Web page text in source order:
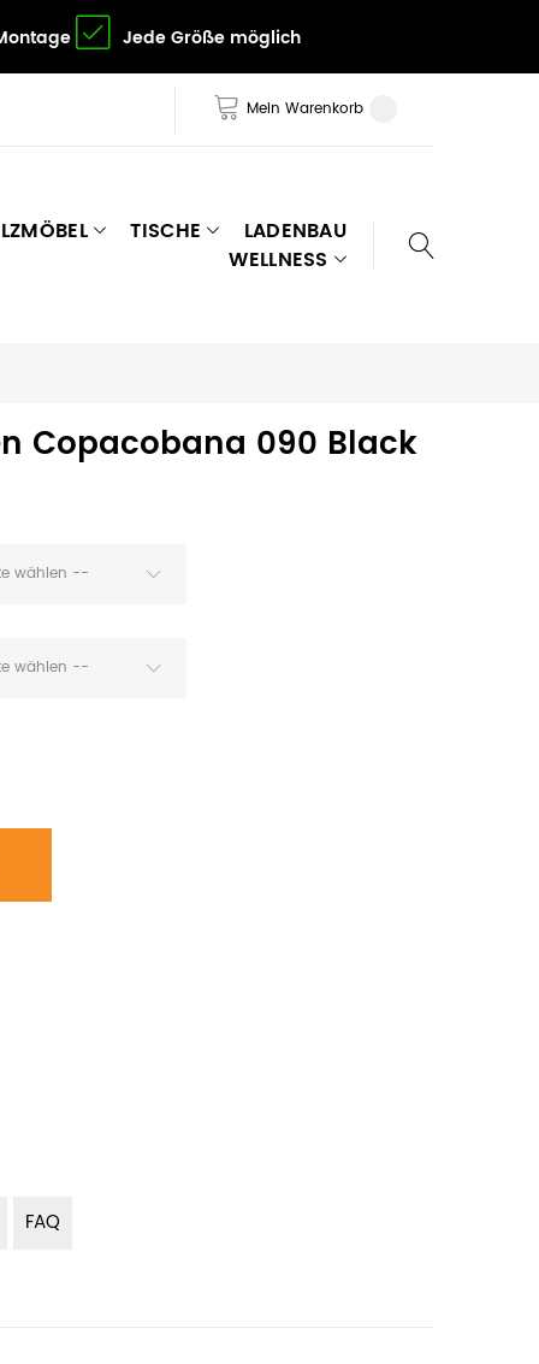
Jede Größe möglich
Mein Warenkorb
TISCHE
LADENBAU
WELLNESS
Copacobana 090 Black
wählen --
wählen --
FAQ